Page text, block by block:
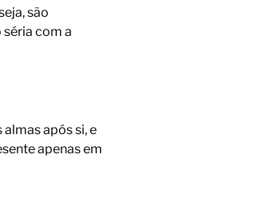
são
com a
após si, e
apenas em